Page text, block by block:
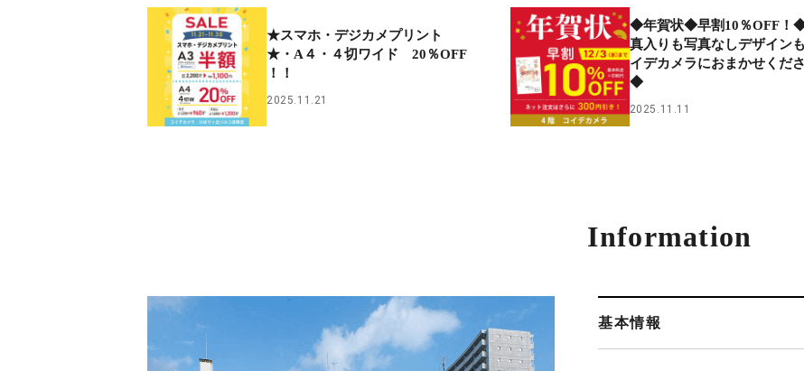
★スマホ・デジカメプリント
★・A４・４切ワイド 20％OFF
！！
2025.11.21
◆年賀状◆早割10％OFF！
真入りも写真なしデザイン
イデカメラにおまかせくだ
◆
2025.11.11
Information
基本情報